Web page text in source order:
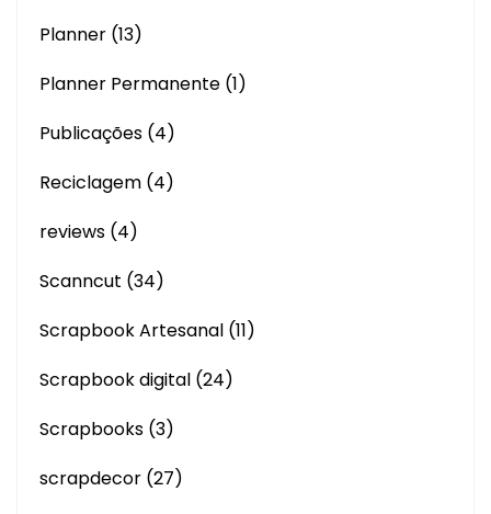
Planner (13)
Planner Permanente (1)
Publicações (4)
Reciclagem (4)
reviews (4)
Scanncut (34)
Scrapbook Artesanal (11)
Scrapbook digital (24)
Scrapbooks (3)
scrapdecor (27)